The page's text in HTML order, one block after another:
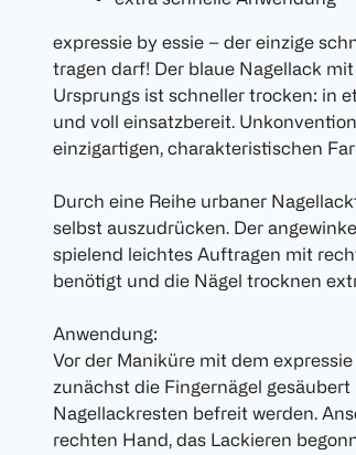
expressie by essie – der einzige
tragen darf! Der blaue Nagellack
Ursprungs ist schneller trocken: in
und voll einsatzbereit.
einzigartigen, charakteristischen
Durch eine Reihe urbaner
selbst auszudrücken. Der
spielend leichtes Auftragen mit
benötigt und die Nägel trocknen
Anwendung:
Vor der Maniküre mit dem
zunächst die Fingernägel
Nagellackresten befreit werden.
rechten Hand, das Lackieren